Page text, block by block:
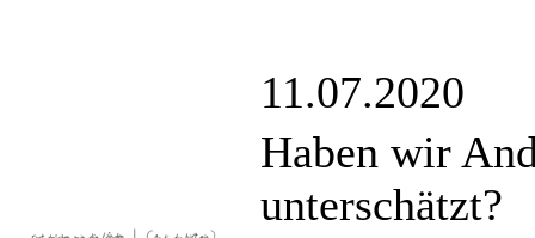
11.07.2020
Haben wir
unterschätzt?